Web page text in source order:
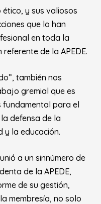
y sus valiosos
que lo han
en toda la
de la APEDE.
también nos
gremial que es
fundamental para el
defensa de la
y la educación.
a un sinnúmero de
de la APEDE,
de su gestión,
membresía, no solo